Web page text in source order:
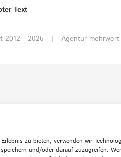
zu bieten, verwenden wir
und/oder darauf zuzugreifen.
Text
2012 - 2026 | Agentur